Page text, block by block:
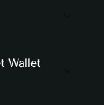
Wallet